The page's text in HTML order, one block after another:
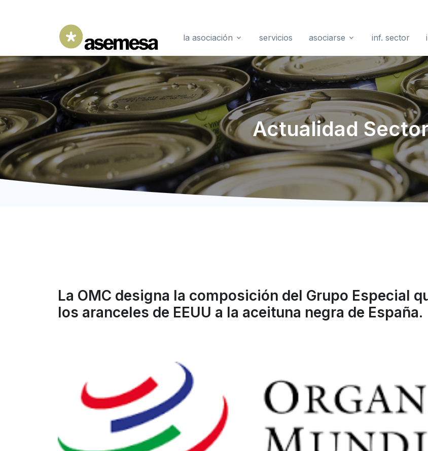
la asociación servicios asociarse inf. sector
Actualidad
La OMC designa la composición del Grupo Especial
los aranceles de EEUU a la aceituna negra de España.